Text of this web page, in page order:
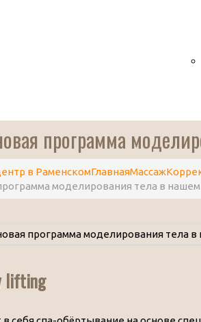
программа
в РаменскомГлавнаяМассаж
моделирования тела в
lifting